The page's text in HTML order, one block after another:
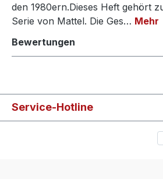
den 1980ern.Dieses Heft gehört
Serie von Mattel. Die Ges… Mehr
Bewertungen
Service-Hotline